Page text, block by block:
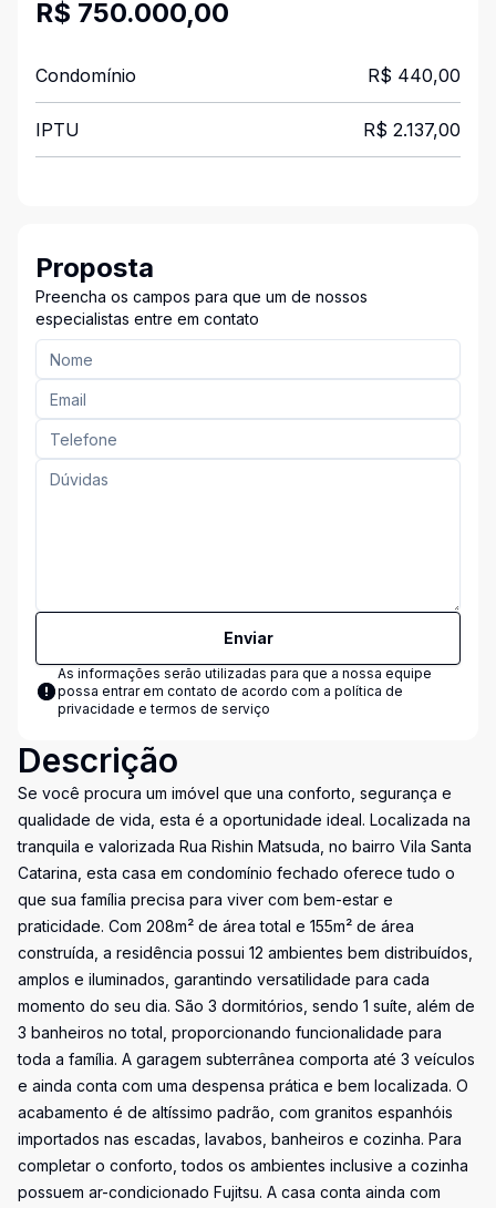
R$ 750.000,00
Condomínio R$ 440,00
IPTU R$ 2.137,00
Proposta
Preencha os campos para que um de nossos
especialistas entre em contato
Enviar
As informações serão utilizadas para que a nossa equipe
possa entrar em contato de acordo com a política de
privacidade e termos de serviço
Descrição
Se você procura um imóvel que una conforto, segurança e
qualidade de vida, esta é a oportunidade ideal. Localizada na
tranquila e valorizada Rua Rishin Matsuda, no bairro Vila Santa
Catarina, esta casa em condomínio fechado oferece tudo o
que sua família precisa para viver com bem-estar e
praticidade. Com 208m² de área total e 155m² de área
construída, a residência possui 12 ambientes bem distribuídos,
amplos e iluminados, garantindo versatilidade para cada
momento do seu dia. São 3 dormitórios, sendo 1 suíte, além de
3 banheiros no total, proporcionando funcionalidade para
toda a família. A garagem subterrânea comporta até 3 veículos
e ainda conta com uma despensa prática e bem localizada. O
acabamento é de altíssimo padrão, com granitos espanhóis
importados nas escadas, lavabos, banheiros e cozinha. Para
completar o conforto, todos os ambientes inclusive a cozinha
possuem ar-condicionado Fujitsu. A casa conta ainda com